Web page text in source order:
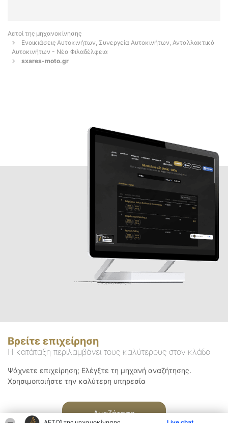
Αετοί της μηχανοκίνησης
Ενοικιάσεις Αυτοκινήτων, Συνεργεία Αυτοκινήτων, Ανταλλακτικά
Αυτοκινήτων - Νέα Φιλαδέλφεια
sxares-moto.gr
Βρείτε επιχείρηση
Η κατάταξη περιλαμβάνει τους καλύτερους στον κλάδο
Ψάχνετε επιχείρηση; Ελέγξτε τη μηχανή αναζήτησης.
Χρησιμοποιήστε την καλύτερη υπηρεσία
Αναζήτηση